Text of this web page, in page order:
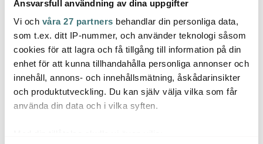
Ansvarsfull användning av dina uppgifter
Vi och våra 27 partners behandlar din personliga data,
som t.ex. ditt IP-nummer, och använder teknologi såsom
cookies för att lagra och få tillgång till information på din
enhet för att kunna tillhandahålla personliga annonser och
innehåll, annons- och innehållsmätning, åskådarinsikter
och produktutveckling. Du kan själv välja vilka som får
använda din data och i vilka syften.
Jonas
Jonas Måttsats i 4 delar
Rostfri
129 kr
I lager
Stelton
Stelton Kaffetratt 14 cm
Svart
249 kr
Få i lager
To